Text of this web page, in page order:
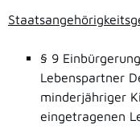
§ 9
Lebenspartner
minderjähriger
eingetragenen